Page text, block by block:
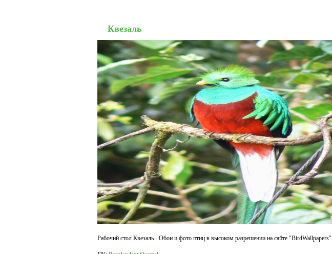
Квезаль
Рабочий стол Квезаль - Обои и фото птиц в высоком разрешении на сайте "BirdWallpapers".